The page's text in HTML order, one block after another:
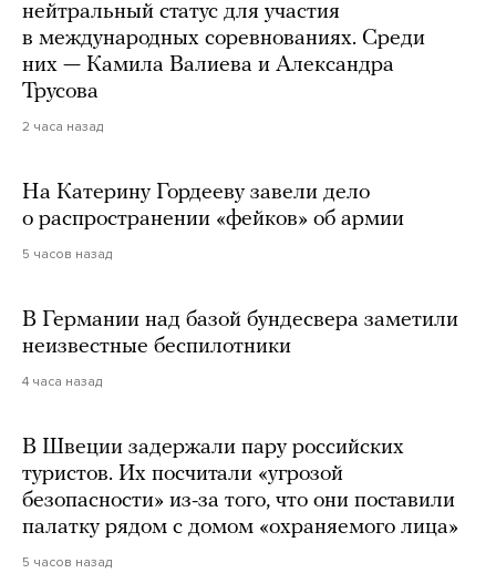
нейтральный статус для участия
в международных соревнованиях. Среди
них — Камила Валиева и Александра
Трусова
2 часа назад
На Катерину Гордееву завели дело
о распространении «фейков» об армии
5 часов назад
В Германии над базой бундесвера заметили
неизвестные беспилотники
4 часа назад
В Швеции задержали пару российских
туристов. Их посчитали «угрозой
безопасности» из-за того, что они поставили
палатку рядом с домом «охраняемого лица»
5 часов назад